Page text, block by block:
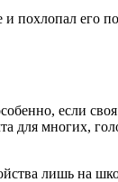
похлопал его
если своя
для многих,
лишь на